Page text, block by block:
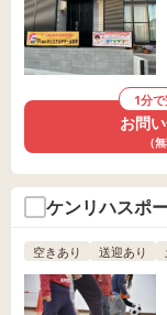
1分で
お問
（
ケンリハスポ
空きあり 送迎あり